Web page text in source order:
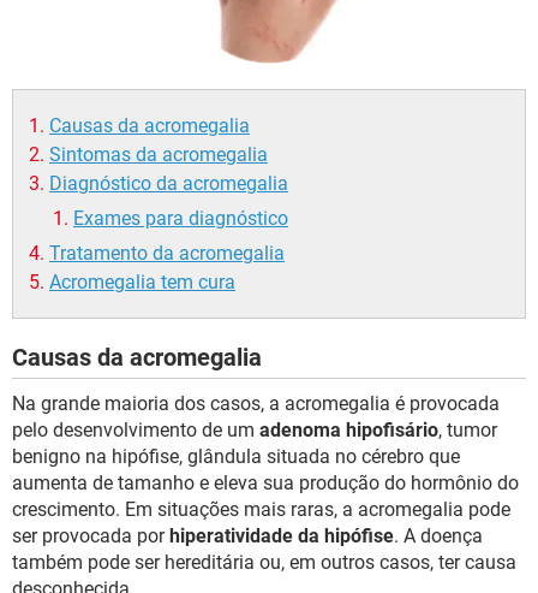
Causas da acromegalia
Sintomas da acromegalia
Diagnóstico da acromegalia
Exames para diagnóstico
Tratamento da acromegalia
Acromegalia tem cura
Causas da acromegalia
Na grande maioria dos casos, a acromegalia é provocada
pelo desenvolvimento de um adenoma hipofisário, tumor
benigno na hipófise, glândula situada no cérebro que
aumenta de tamanho e eleva sua produção do hormônio do
crescimento. Em situações mais raras, a acromegalia pode
ser provocada porhiperatividade da hipófise. A doença
também pode ser hereditária ou, em outros casos, ter causa